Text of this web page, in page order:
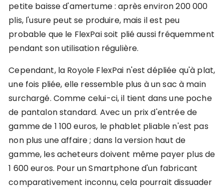
petite baisse d'amertume : après environ 200 000
plis, l'usure peut se produire, mais il est peu
probable que le FlexPai soit plié aussi fréquemment
pendant son utilisation régulière.
Cependant, la Royole FlexPai n'est dépliée qu'à plat,
une fois pliée, elle ressemble plus à un sac à main
surchargé. Comme celui-ci, il tient dans une poche
de pantalon standard. Avec un prix d'entrée de
gamme de 1 100 euros, le phablet pliable n'est pas
non plus une affaire ; dans la version haut de
gamme, les acheteurs doivent même payer plus de
1 600 euros. Pour un Smartphone d'un fabricant
comparativement inconnu, cela pourrait dissuader